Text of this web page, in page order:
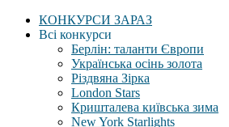
КОНКУРСИ ЗАРАЗ
Всі конкурси
Берлін: таланти Європи
Українська осінь золота
Різдвяна Зірка
London Stars
Кришталева київська зима
New York Starlights